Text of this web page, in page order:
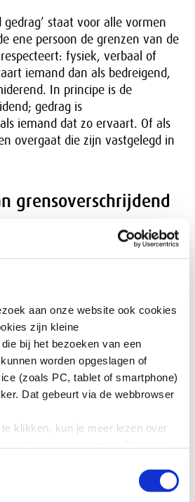
aan onze website ook cookies
zijn kleine
bij het bezoeken van een
worden opgeslagen of
(zoals PC, tablet of smartphone)
Dat gebeurt via de webbrowser
te klikken, kun je meer lezen over
in onze cookieverklaring
Door op ‘Alleen noodzakelijke
gedrag’ staat voor alle vormen
ene persoon de grenzen van de
fysiek, verbaal of
iemand dan als bedreigend,
In principe is de
gedrag is
iemand dat zo ervaart. Of als
overgaat die zijn vastgelegd in
grensoverschrijdend
gedrag te
voor meer werkplezier, hogere
en lager ziekteverzuim. In het
praktische preventieve
Zo zijn er
, waaraan werkenden
hun organisatie kunnen
gedrag
gedrag toch voor? Dan is het
procedures zijn. In de